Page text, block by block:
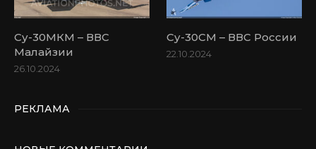
Су-30МКМ – ВВС
Малайзии
26.10.2024
Су-30СМ – ВВС России
22.10.2024
РЕКЛАМА